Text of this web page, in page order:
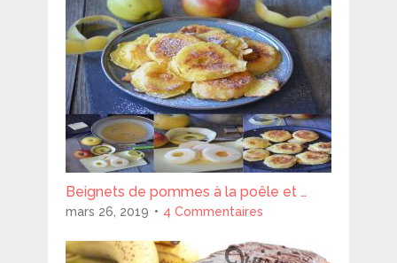
Beignets de pommes à la poêle et …
mars 26, 2019 4 Commentaires